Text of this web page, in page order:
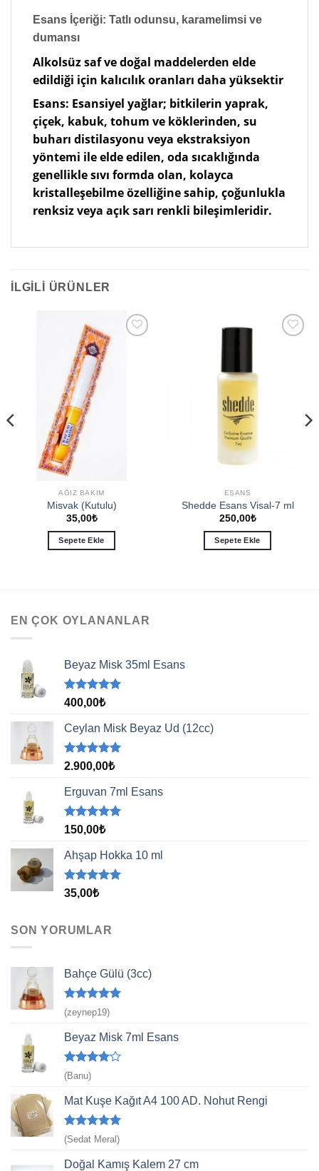
Esans İçeriği: Tatlı odunsu, karamelimsi ve
dumansı
Alkolsüz saf ve doğal maddelerden elde
edildiği için kalıcılık oranları daha yüksektir
Esans: Esansiyel yağlar; bitkilerin yaprak,
çiçek, kabuk, tohum ve köklerinden, su
buharı distilasyonu veya ekstraksiyon
yöntemi ile elde edilen, oda sıcaklığında
genellikle sıvı formda olan, kolayca
kristalleşebilme özelliğine sahip, çoğunlukla
renksiz veya açık sarı renkli bileşimleridir.
İLGILI ÜRÜNLER
AĞIZ BAKIM
Misvak (Kutulu)
35,00₺
Sepete Ekle
ESANS
Shedde Esans Visal-7 ml
250,00₺
Sepete Ekle
EN ÇOK OYLANANLAR
Beyaz Misk 35ml Esans
5 üzerinden
aldı
400,00₺
Ceylan Misk Beyaz Ud (12cc)
5 üzerinden
aldı
2.900,00₺
Erguvan 7ml Esans
5 üzerinden
aldı
150,00₺
Ahşap Hokka 10 ml
5 üzerinden
35,00₺
SON YORUMLAR
Bahçe Gülü (3cc)
5 üzerinden
5
oy aldı
(zeynep19)
Beyaz Misk 7ml Esans
5
üzerinden
4oy aldı
(Banu)
Mat Kuşe Kağıt A4 100 AD. Nohut Rengi
5 üzerinden
5
(Sedat Meral)
Doğal Kamış Kalem 27 cm